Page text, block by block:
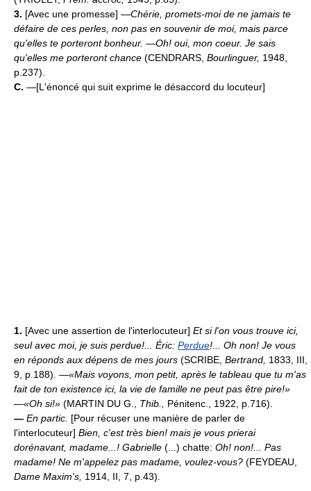
3. [Avec une promesse] —Chérie, promets-moi de ne jamais te
défaire de ces perles, non pas en souvenir de moi, mais parce
qu'elles te porteront bonheur. —Oh! oui, mon coeur. Je sais
qu'elles me porteront chance (CENDRARS, Bourlinguer, 1948,
p.237).
C. —[L'énoncé qui suit exprime le désaccord du locuteur]
1. [Avec une assertion de l'interlocuteur] Et si l'on vous trouve ici,
seul avec moi, je suis perdue!... Éric: Perdue!... Oh non! Je vous
en réponds aux dépens de mes jours (SCRIBE, Bertrand, 1833, III,
9, p.188). —«Mais voyons, mon petit, après le tableau que tu m'as
fait de ton existence ici, la vie de famille ne peut pas être pire!»
—«Oh si!» (MARTIN DU G., Thib., Pénitenc., 1922, p.716).
— En partic. [Pour récuser une manière de parler de
l'interlocuteur] Bien, c'est très bien! mais je vous prierai
dorénavant, madame...! Gabrielle (...) chatte: Oh! non!... Pas
madame! Ne m'appelez pas madame, voulez-vous? (FEYDEAU,
Dame Maxim's, 1914, II, 7, p.43).